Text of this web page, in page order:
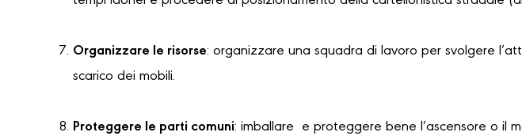
Organizzare le risorse: organizzare una squadra di lavoro per svolgere
scarico dei mobili.
Proteggere le parti comuni: imballare e proteggere bene l’ascensore o il